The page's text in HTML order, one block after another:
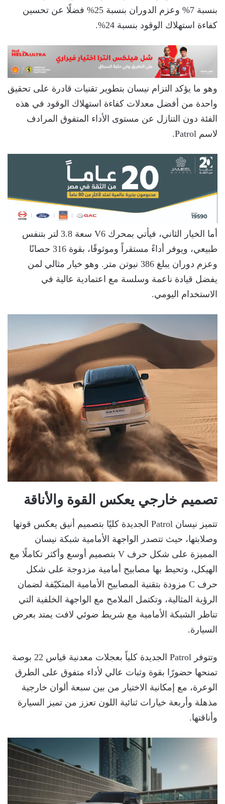
بنسبة 7% وعزم الدوران بنسبة 25% فضلًا عن تحسين
كفاءة استهلاك الوقود بنسبة 24%.
وهو ما يؤكد التزام نيسان بتطوير تقنيات قادرة على تحقيق
واحدة من أفضل معدلات كفاءة استهلاك الوقود في هذه
الفئة دون التنازل عن مستوى الأداء المتفوق المرادف
لاسم Patrol.
أما الخيار الثاني، فيأتي بمحرك V6 سعة 3.8 لتر بتنفس
طبيعي، ويوفر أداءً مستقراً وموثوقًا، بقوة 316 حصانًا
وعزم دوران يبلغ 386 نيوتن متر. وهو خيار مثالي لمن
يفضل قيادة ناعمة وسلسة مع اعتمادية عالية في
الاستخدام اليومي.
تصميم خارجي يعكس القوة والأناقة
تتميز نيسان Patrol الجديدة كليًا بتصميم أنيق يعكس قوتها
وصلابتها، حيث تتصدر الواجهة الأمامية شبكة نيسان
المميزة على شكل حرف V بتصميم أوسع وأكثر تكاملًا مع
الهيكل، وتحيط بها مصابيح أمامية مزدوجة على شكل
حرف C مزودة بتقنية المصابيح الأمامية المتكيّفة لضمان
الرؤية المثالية، وتكتمل الملامح مع الواجهة الخلفية التي
تناظر الشبكة الأمامية مع شريط ضوئي لافت يمتد بعرض
السيارة.
وتتوفر Patrol الجديدة كلياً بعجلات معدنية قياس 22 بوصة
تمنحها حضورًا بقوة وثبات عالي لأداء متفوق على الطرق
الوعرة، مع إمكانية الاختيار من بين سبعة ألوان خارجية
مذهلة وأربعة خيارات ثنائية اللون تعزز من تميز السيارة
وأناقتها.